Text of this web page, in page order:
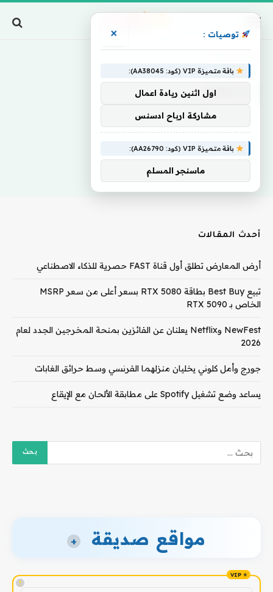
EXPECTS
أحدث المقالات
أرض المعارض تطلق أول قناة FAST حصرية للذكاء الاصطناعي
تبيع Best Buy بطاقة RTX 5080 بسعر أعلى من سعر MSRP
الخاص بـ RTX 5090
NewFest وNetflix يعلنان عن الفائزين بمنحة المخرجين الجدد لعام
2026
جورج وأمل كلوني يخليان منزلهما الفرنسي وسط حرائق الغابات
يساعد وضع تشغيل Spotify على مطابقة الألحان مع الإيقاع
مواقع صديقة +
!
توصيات : ×
باقة متميزة VIP (كود: AA38045):
اول اثنين ريادة اعمال
مشاركة ارباح ادسنس
باقة متميزة VIP (كود: AA26790):
ماسنجر المسلم